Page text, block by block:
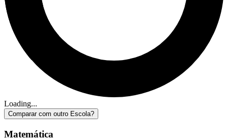
Loading...
Comparar com outro Escola?
Matemática